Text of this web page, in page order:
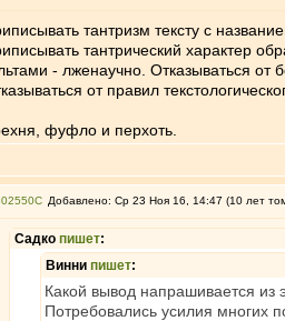
тантризм тексту с
тантрический характер
- лженаучно. Отказываться от
от правил
фуфло и перхоть.
Добавлено: Ср 23 Ноя 16, 14:47 (10 лет
Садко пишет:
Винни пишет:
Какой вывод напрашивается из
Потребовались усилия многих